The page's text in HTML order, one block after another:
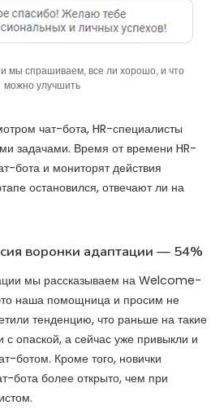
мы спрашиваем, все ли хорошо, и что
можно улучшить
чат-бота, HR-специалисты
задачами. Время от времени HR-
бота и мониторят действия
остановился, отвечают ли на
воронки адаптации — 54%
мы рассказываем на Welcome-
наша помощница и просим не
тенденцию, что раньше на такие
с опаской, а сейчас уже привыкли и
ботом. Кроме того, новички
бота более открыто, чем при